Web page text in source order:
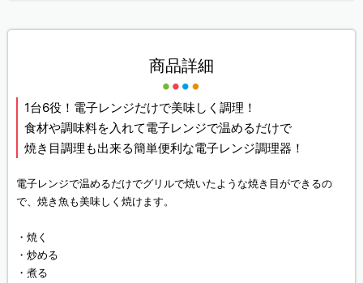
商品詳細
1台6役！電子レンジだけで美味しく調理！
食材や調味料を入れて電子レンジで温めるだけで
焼き目調理も出来る簡単便利な電子レンジ調理器！
電子レンジで温めるだけでグリルで焼いたような焼き目ができるの
で、焼き魚も美味しく焼けます。
・焼く
・炒める
・煮る